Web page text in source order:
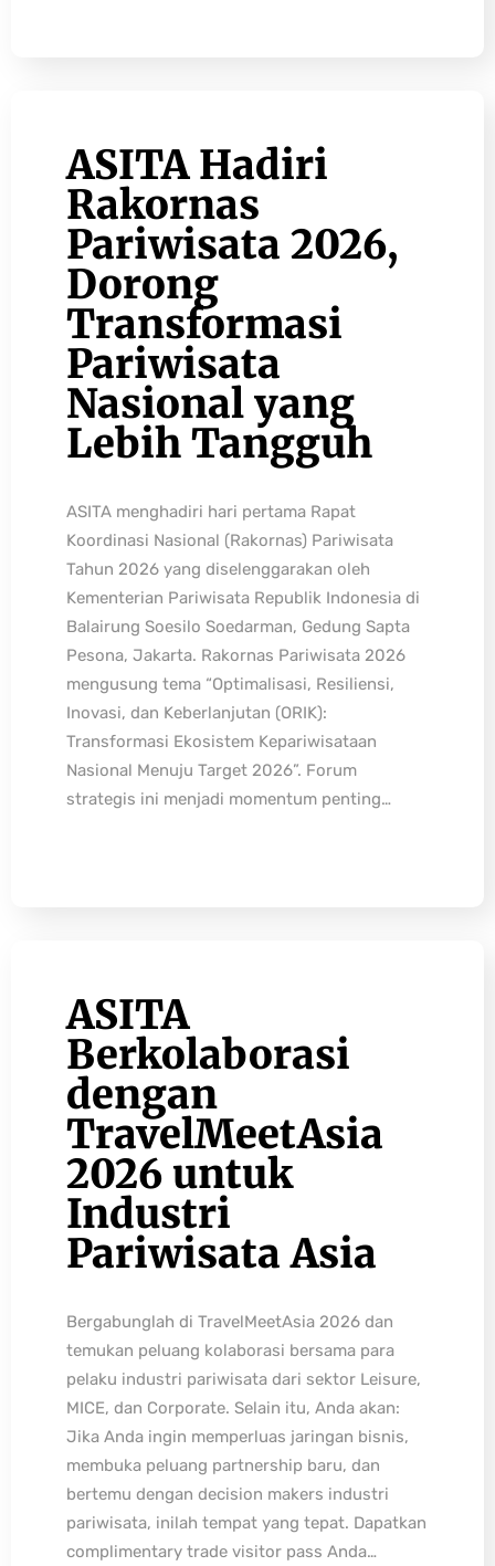
ASITA Hadiri
Rakornas
Pariwisata 2026,
Dorong
Transformasi
Pariwisata
Nasional yang
Lebih Tangguh
ASITA menghadiri hari pertama Rapat
Koordinasi Nasional (Rakornas) Pariwisata
Tahun 2026 yang diselenggarakan oleh
Kementerian Pariwisata Republik Indonesia di
Balairung Soesilo Soedarman, Gedung Sapta
Pesona, Jakarta. Rakornas Pariwisata 2026
mengusung tema “Optimalisasi, Resiliensi,
Inovasi, dan Keberlanjutan (ORIK):
Transformasi Ekosistem Kepariwisataan
Nasional Menuju Target 2026”. Forum
strategis ini menjadi momentum penting…
ASITA
Berkolaborasi
dengan
TravelMeetAsia
2026 untuk
Industri
Pariwisata Asia
Bergabunglah di TravelMeetAsia 2026 dan
temukan peluang kolaborasi bersama para
pelaku industri pariwisata dari sektor Leisure,
MICE, dan Corporate. Selain itu, Anda akan:
Jika Anda ingin memperluas jaringan bisnis,
membuka peluang partnership baru, dan
bertemu dengan decision makers industri
pariwisata, inilah tempat yang tepat. Dapatkan
complimentary trade visitor pass Anda…